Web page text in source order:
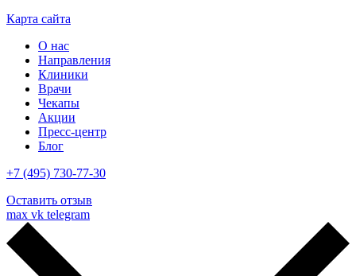
Карта сайта
О нас
Направления
Клиники
Врачи
Чекапы
Акции
Пресс-центр
Блог
+7 (495) 730-77-30
Оставить отзыв
max vk telegram